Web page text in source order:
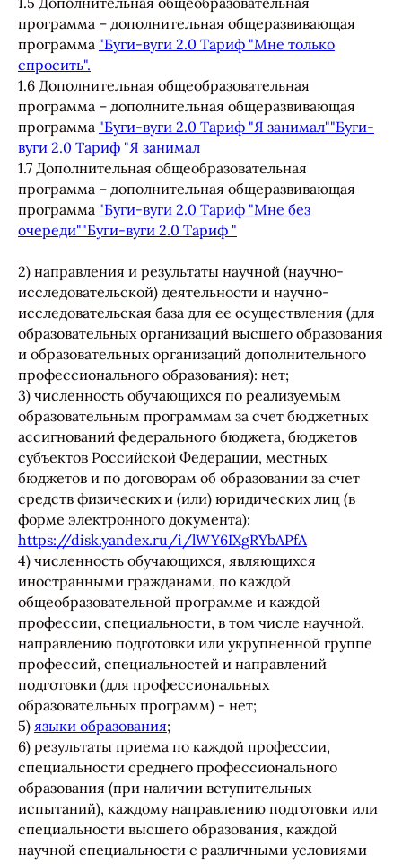
программа – дополнительная общеразвивающая
программа "Буги-вуги 2.0 Тариф "Мне только
спросить".
1.6 Дополнительная общеобразовательная
программа – дополнительная общеразвивающая
программа "Буги-вуги 2.0 Тариф "Я занимал""Буги-
вуги 2.0 Тариф "Я занимал
1.7 Дополнительная общеобразовательная
программа – дополнительная общеразвивающая
программа "Буги-вуги 2.0 Тариф "Мне без
очереди""Буги-вуги 2.0 Тариф "
2) направления и результаты научной (научно-
исследовательской) деятельности и научно-
исследовательская база для ее осуществления (для
образовательных организаций высшего образования
и образовательных организаций дополнительного
профессионального образования): нет;
3) численность обучающихся по реализуемым
образовательным программам за счет бюджетных
ассигнований федерального бюджета, бюджетов
субъектов Российской Федерации, местных
бюджетов и по договорам об образовании за счет
средств физических и (или) юридических лиц (в
форме электронного документа):
https://disk.yandex.ru/i/lWY6IXgRYbAPfA
4) численность обучающихся, являющихся
иностранными гражданами, по каждой
общеобразовательной программе и каждой
профессии, специальности, в том числе научной,
направлению подготовки или укрупненной группе
профессий, специальностей и направлений
подготовки (для профессиональных
образовательных программ) - нет;
5) языки образования;
6) результаты приема по каждой профессии,
специальности среднего профессионального
образования (при наличии вступительных
испытаний), каждому направлению подготовки или
специальности высшего образования, каждой
научной специальности с различными условиями